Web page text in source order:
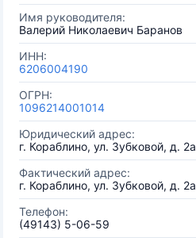
Имя руководителя:
Валерий Николаевич Баранов
ИНН:
6206004190
ОГРН:
1096214001014
Юридический адрес:
г. Кораблино, ул. Зубковой, д. 2а
Фактический адрес:
г. Кораблино, ул. Зубковой, д. 2а
Телефон:
(49143) 5-06-59